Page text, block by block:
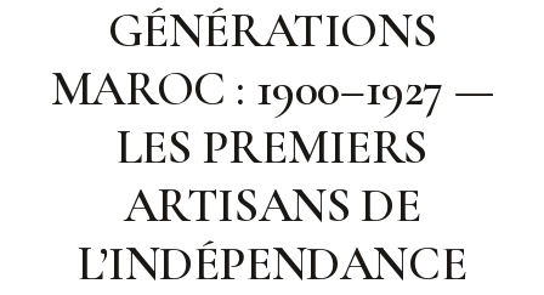
GÉNÉRATIONS
MAROC : 1900–1927 —
LES PREMIERS
ARTISANS DE
L’INDÉPENDANCE